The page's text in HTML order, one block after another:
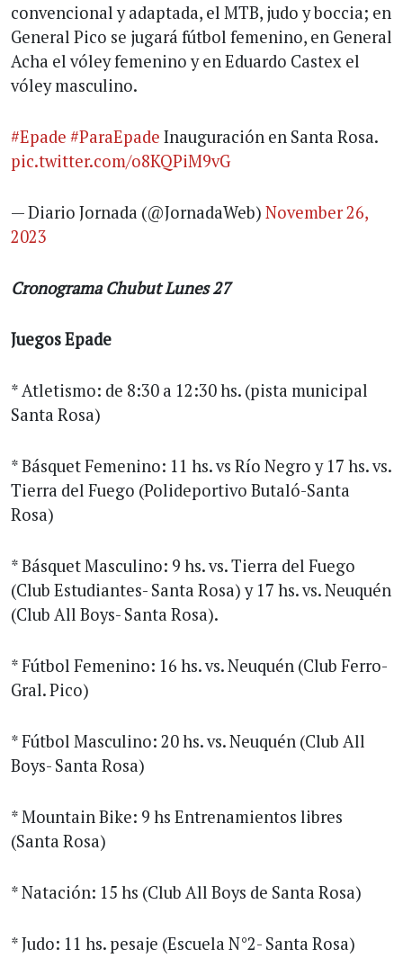
convencional y adaptada, el MTB, judo y boccia; en
General Pico se jugará fútbol femenino, en General
Acha el vóley femenino y en Eduardo Castex el
vóley masculino.
#Epade #ParaEpade Inauguración en Santa Rosa.
pic.twitter.com/o8KQPiM9vG
— Diario Jornada (@JornadaWeb) November 26,
2023
Cronograma Chubut Lunes 27
Juegos Epade
* Atletismo: de 8:30 a 12:30 hs. (pista municipal
Santa Rosa)
* Básquet Femenino: 11 hs. vs Río Negro y 17 hs. vs.
Tierra del Fuego (Polideportivo Butaló-Santa
Rosa)
* Básquet Masculino: 9 hs. vs. Tierra del Fuego
(Club Estudiantes- Santa Rosa) y 17 hs. vs. Neuquén
(Club All Boys- Santa Rosa).
* Fútbol Femenino: 16 hs. vs. Neuquén (Club Ferro-
Gral. Pico)
* Fútbol Masculino: 20 hs. vs. Neuquén (Club All
Boys- Santa Rosa)
* Mountain Bike: 9 hs Entrenamientos libres
(Santa Rosa)
* Natación: 15 hs (Club All Boys de Santa Rosa)
* Judo: 11 hs. pesaje (Escuela N°2- Santa Rosa)